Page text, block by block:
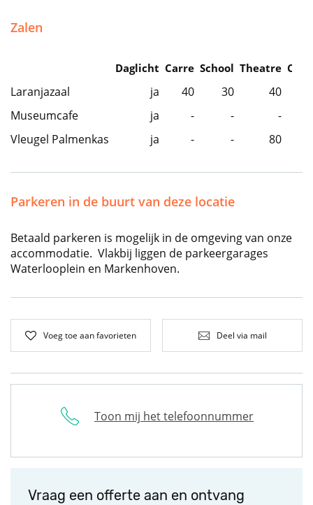
Zalen
Daglicht Carre School Theatre
Laranjazaal ja 40 30
40
Museumcafe
ja - -
-
Vleugel Palmenkas
ja - - 80
Parkeren in de buurt van deze locatie
Betaald parkeren is mogelijk in de omgeving van onze
accommodatie. Vlakbij liggen de parkeergarages
Waterlooplein en Markenhoven.
Voeg toe aan favorieten Deel via mail
Toon mij het telefoonnummer
Vraag een offerte aan en ontvang